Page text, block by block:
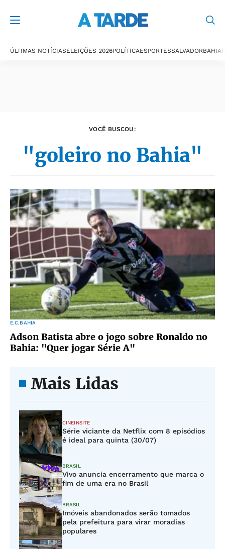
ÚLTIMAS NOTÍCIASELEIÇÕES 2026POLÍTICAESPORTESSALVADORBAHIA
VOCÊ BUSCOU:
"goleiro no Bahia"
E.C.BAHIA
Adson Batista abre o jogo sobre Ronaldo no
Bahia: "Quer jogar Série A"
Mais Lidas
CINEINSITE
Série viciante da Netflix com 8 episódios
é ideal para quinta (30/07)
BRASIL
Vivo anuncia encerramento que marca o
fim de uma era no Brasil
BRASIL
Imóveis abandonados serão tomados
pela prefeitura para virar moradias
populares